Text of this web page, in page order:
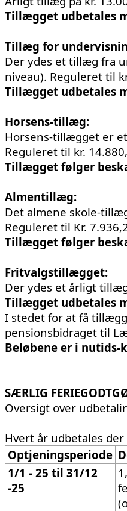
Tillægget
Tillæg for
Der ydes et tillæg fra
niveau). Reguleret til
Tillægget udbetales
Horsens-tillæg:
Horsens-tillægget er
Reguleret til kr.
Tillægget følger
Almentillæg:
Det almene skole-
Reguleret til Kr.
Tillægget følger
Fritvalgstillægget:
Der ydes et årligt
Tillægget udbetales
I stedet for at få
pensionsbidraget til
Beløbene er
SÆRLIG
Oversigt over
Hvert år udbetales
Optjeningsperiode
1/1 - 25 til 31/12
-25